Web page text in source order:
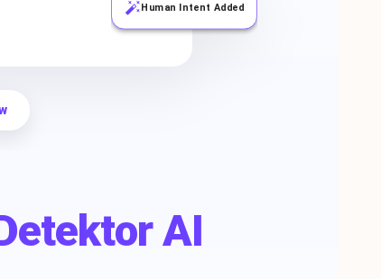
Human Intent Added
AI